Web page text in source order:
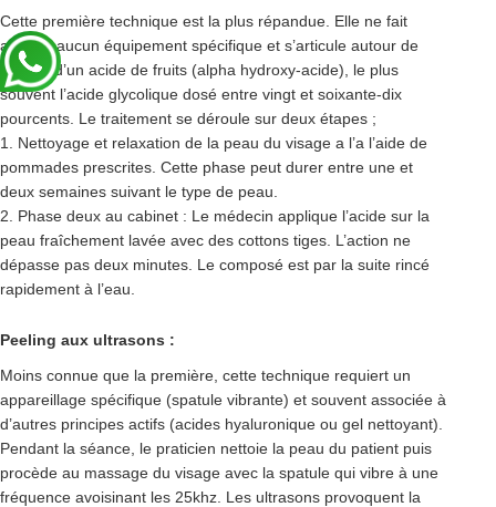
Cette première technique est la plus répandue. Elle ne fait
appel a aucun équipement spécifique et s’articule autour de
l’usage d’un acide de fruits (alpha hydroxy-acide), le plus
souvent l’acide glycolique dosé entre vingt et soixante-dix
pourcents. Le traitement se déroule sur deux étapes ;
1. Nettoyage et relaxation de la peau du visage a l’a l’aide de
pommades prescrites. Cette phase peut durer entre une et
deux semaines suivant le type de peau.
2. Phase deux au cabinet : Le médecin applique l’acide sur la
peau fraîchement lavée avec des cottons tiges. L’action ne
dépasse pas deux minutes. Le composé est par la suite rincé
rapidement à l’eau.
Peeling aux ultrasons :
Moins connue que la première, cette technique requiert un
appareillage spécifique (spatule vibrante) et souvent associée à
d’autres principes actifs (acides hyaluronique ou gel nettoyant).
Pendant la séance, le praticien nettoie la peau du patient puis
procède au massage du visage avec la spatule qui vibre à une
fréquence avoisinant les 25khz. Les ultrasons provoquent la